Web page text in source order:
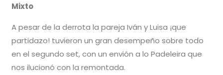
Mixto
A pesar de la derrota la pareja Iván y Luisa ¡que
partidazo! tuvieron un gran desempeño sobre todo
en el segundo set, con un envión a lo Padeleira que
nos ilucionó con la remontada.